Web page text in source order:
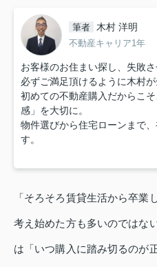
筆者 木村 洋明
不動産キャリア1年
お客様のお住まい探し、失敗
必ずご満足頂けるように木村
初めての不動産購入だからこ
感」を大切に。
物件選びから住宅ローンまで
す。
「そろそろ賃貸生活から卒業
考え始めた方も多いのではな
は「いつ購入に踏み切るのが